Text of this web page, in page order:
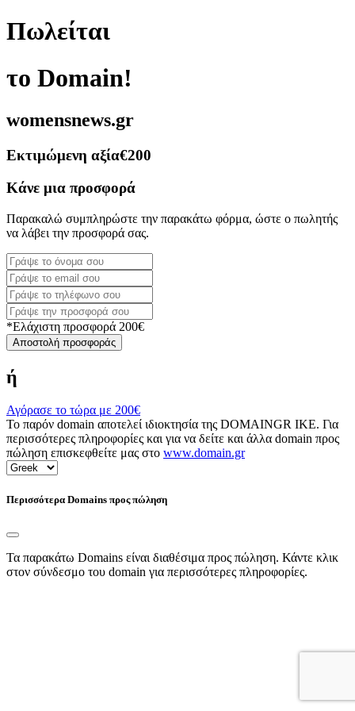
Πωλείται
το Domain!
womensnews.gr
Εκτιμώμενη αξία€200
Κάνε μια προσφορά
Παρακαλώ συμπληρώστε την παρακάτω φόρμα, ώστε ο πωλητής
να λάβει την προσφορά σας.
*Ελάχιστη προσφορά 200€
Αποστολή προσφοράς
ή
Αγόρασε το τώρα με 200€
Το παρόν domain αποτελεί ιδιοκτησία της DOMAINGR ΙΚΕ. Για
περισσότερες πληροφορίες και για να δείτε και άλλα domain προς
πώληση επισκεφθείτε μας στο www.domain.gr
Περισσότερα Domains προς πώληση
Τα παρακάτω Domains είναι διαθέσιμα προς πώληση. Κάντε κλικ
στον σύνδεσμο του domain για περισσότερες πληροφορίες.